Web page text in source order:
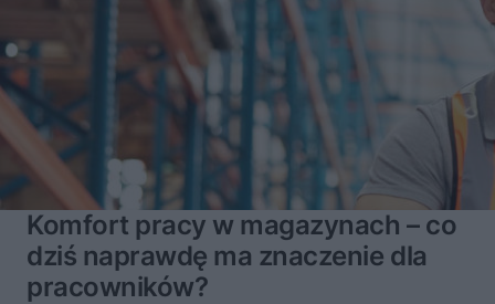
Komfort pracy w magazynach – co
dziś naprawdę ma znaczenie dla
pracowników?